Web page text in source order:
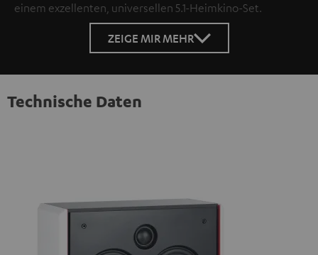
einem exzellenten, universellen 5.1-Heimkino-Set.
ZEIGE MIR MEHR
Technische Daten